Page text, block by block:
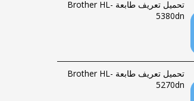
تحميل تعريف طابعة Brother HL-
5380dn
تحميل تعريف طابعة Brother HL-
5270dn